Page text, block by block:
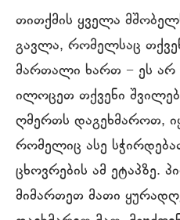
თითქმის ყველა
გავლა, რომელსაც
მართალი ხართ − ეს არ
ილოცეთ თქვენი
ღმერთს დაგეხმაროთ,
რომელიც ასე
ცხოვრების ამ ეტაპზე.
მიმართეთ მათი